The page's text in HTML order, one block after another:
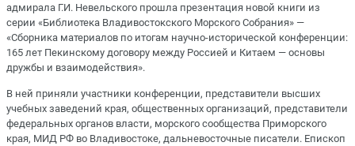
адмирала Г.И. Невельского прошла презентация новой книги из
серии «Библиотека Владивостокского Морского Собрания» —
«Сборника материалов по итогам научно-исторической конференции:
165 лет Пекинскому договору между Россией и Китаем — основы
дружбы и взаимодействия».
В ней приняли участники конференции, представители высших
учебных заведений края, общественных организаций, представители
федеральных органов власти, морского сообщества Приморского
края, МИД РФ во Владивостоке, дальневосточные писатели. Епископ